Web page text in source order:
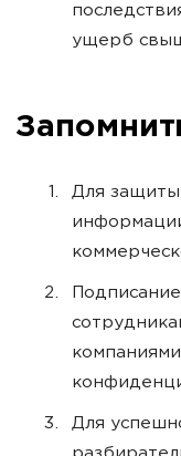
ущерб
Для
Для